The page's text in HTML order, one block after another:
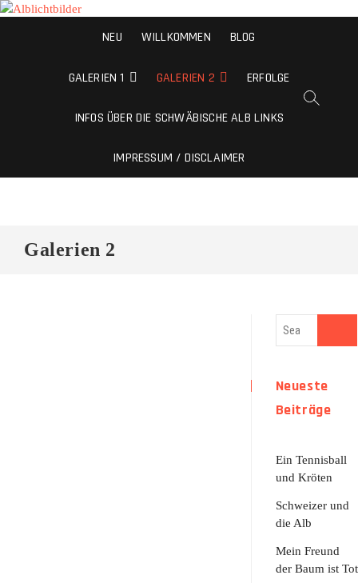
Alblichtbilder
NATURFOTOS VON DER SCHWÄBISCHEN ALB
NEU WILLKOMMEN BLOG
GALERIEN 1 GALERIEN 2 ERFOLGE
INFOS ÜBER DIE SCHWÄBISCHE ALB LINKS
IMPRESSUM / DISCLAIMER
Galerien 2
Neueste
Beiträge
Ein Tennisball
und Kröten
Schweizer und
die Alb
Mein Freund
der Baum ist Tot